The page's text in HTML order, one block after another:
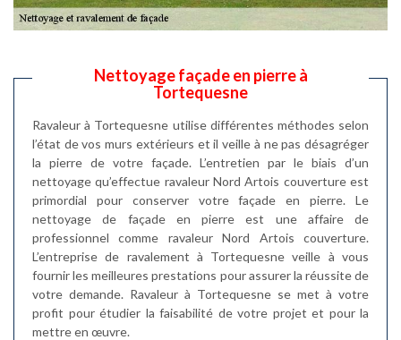
Nettoyage façade en pierre à
Tortequesne
Ravaleur à Tortequesne utilise différentes méthodes selon
l’état de vos murs extérieurs et il veille à ne pas désagréger
la pierre de votre façade. L’entretien par le biais d’un
nettoyage qu’effectue ravaleur Nord Artois couverture est
primordial pour conserver votre façade en pierre. Le
nettoyage de façade en pierre est une affaire de
professionnel comme ravaleur Nord Artois couverture.
L’entreprise de ravalement à Tortequesne veille à vous
fournir les meilleures prestations pour assurer la réussite de
votre demande. Ravaleur à Tortequesne se met à votre
profit pour étudier la faisabilité de votre projet et pour la
mettre en œuvre.